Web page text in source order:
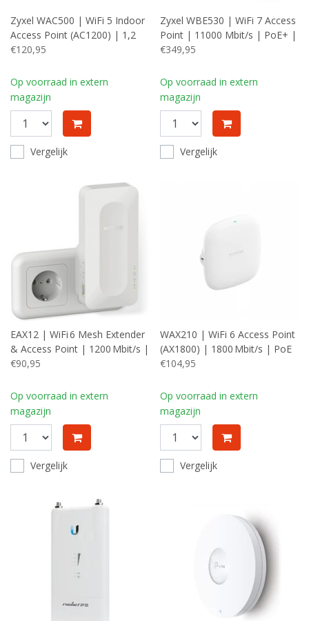
Zyxel WAC500 | WiFi 5 Indoor
Access Point (AC1200) | 1,2
Gbit/s | PoE | Inclusief
€120,95
Op voorraad in extern
magazijn
Vergelijk
Zyxel WBE530 | WiFi 7 Access
Point | 11000 Mbit/s | PoE+ |
Inclusief Plafond- en
€349,95
Op voorraad in extern
magazijn
Vergelijk
EAX12 | WiFi 6 Mesh Extender
& Access Point | 1200 Mbit/s |
Gigabit Ethernet
€90,95
Op voorraad in extern
magazijn
Vergelijk
WAX210 | WiFi 6 Access Point
(AX1800) | 1800 Mbit/s | PoE
(802.3at) | Inclusief
€104,95
Op voorraad in extern
magazijn
Vergelijk